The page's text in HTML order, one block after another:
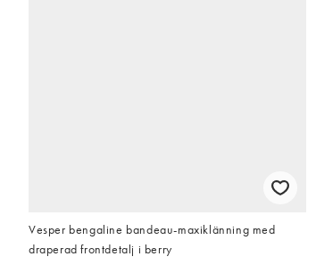
Vesper bengaline bandeau-maxiklänning med
draperad frontdetalj i berry